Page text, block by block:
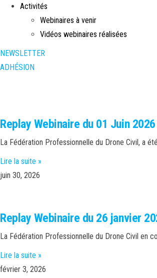
Activités
Webinaires à venir
Vidéos webinaires réalisées
NEWSLETTER
ADHÉSION
Replay Webinaire du 01 Juin
La Fédération Professionnelle du Drone Civil, a
Lire la suite »
juin 30, 2026
Replay Webinaire du 26 janvier
La Fédération Professionnelle du Drone Civil en
Lire la suite »
février 3, 2026